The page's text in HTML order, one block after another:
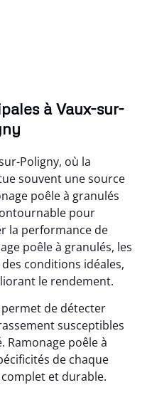
à Vaux-sur-
Poligny, où la
souvent une source
poêle à granulés
pour
la performance de
poêle à granulés, les
conditions idéales,
le rendement.
de détecter
susceptibles
poêle à
de chaque
et durable.